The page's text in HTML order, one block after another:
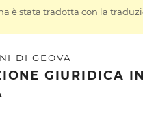
è stata tradotta con la
DI GEOVA
GIURIDICA IN